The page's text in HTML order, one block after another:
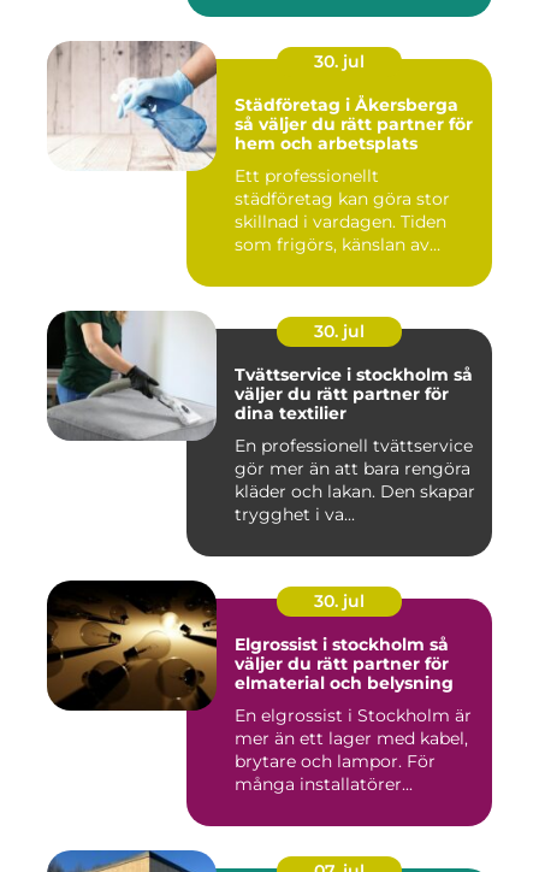
30. jul
Städföretag i Åkersberga
så väljer du rätt partner för
hem och arbetsplats
Ett professionellt
städföretag kan göra stor
skillnad i vardagen. Tiden
som frigörs, känslan av
30. jul
Tvättservice i stockholm så
väljer du rätt partner för
dina textilier
En professionell tvättservice
gör mer än att bara rengöra
kläder och lakan. Den skapar
trygghet i va...
30. jul
Elgrossist i stockholm så
väljer du rätt partner för
elmaterial och belysning
En elgrossist i Stockholm är
mer än ett lager med kabel,
brytare och lampor. För
många installatörer...